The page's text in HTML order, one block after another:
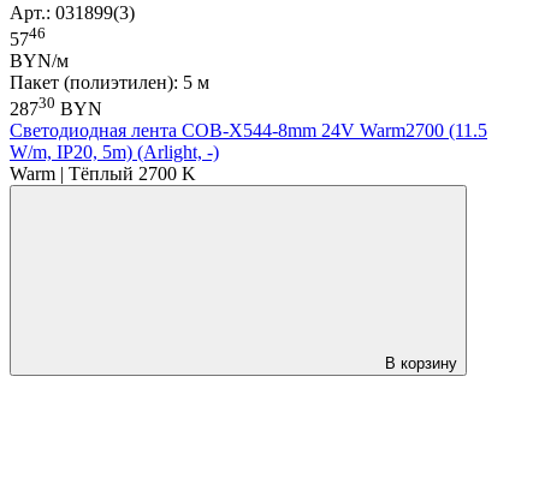
Арт.: 031899(3)
5746
BYN/м
Пакет (полиэтилен): 5 м
28730 BYN
Светодиодная лента COB-X544-8mm 24V Warm2700 (11.5
W/m, IP20, 5m) (Arlight, -)
Warm | Тёплый 2700 K
В корзину